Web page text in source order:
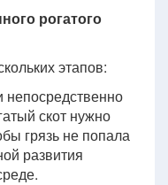
рогатого
этапов:
непосредственно
скот нужно
грязь не попала
развития